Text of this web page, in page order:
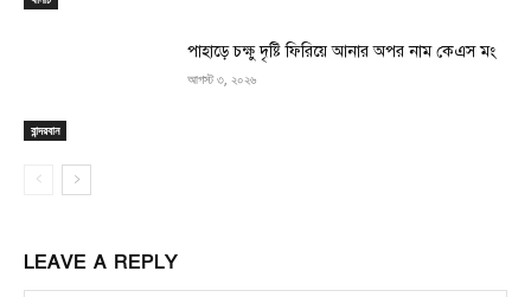
বান্দরবান
পাহাড়ে চক্ষু দৃষ্টি ফিরিয়ে আনার অপর নাম কেএস মং
আগস্ট ৩, ২০২৬
LEAVE A REPLY